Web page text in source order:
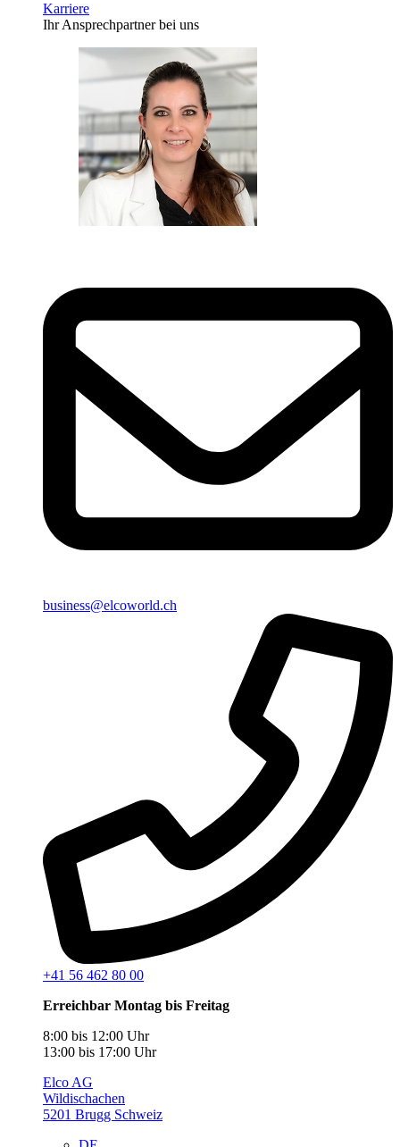
Karriere
Ihr Ansprechpartner bei uns
business@elcoworld.ch
+41 56 462 80 00
Erreichbar Montag bis Freitag
8:00 bis 12:00 Uhr
13:00 bis 17:00 Uhr
Elco AG
Wildischachen
5201 Brugg Schweiz